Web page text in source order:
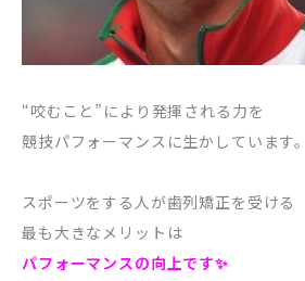
“咬むこと”により発揮される力を
競技パフォーマンスに生かしています。
スポーツをする人が歯列矯正を受ける
最も大きなメリットは
パフォーマンスの向上です✨